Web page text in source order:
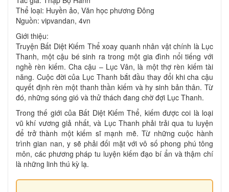
Thể loại: Huyền ảo, Văn học phương Đông
Nguồn: vipvandan, 4vn
Giới thiệu:
Truyện Bất Diệt Kiếm Thể xoay quanh nhân vật chính là Lục
Thanh, một cậu bé sinh ra trong một gia đình nổi tiếng với
nghề rèn kiếm. Cha cậu – Lục Vân, là một thợ rèn kiếm tài
năng. Cuộc đời của Lục Thanh bắt đầu thay đổi khi cha cậu
quyết định rèn một thanh thần kiếm và hy sinh bản thân. Từ
đó, những sóng gió và thử thách đang chờ đợi Lục Thanh.
Trong thế giới của Bất Diệt Kiếm Thể, kiếm được coi là loại
vũ khí vương giả nhất, và Lục Thanh phải trải qua tu luyện
để trở thành một kiếm sĩ mạnh mẽ. Từ những cuộc hành
trình gian nan, y sẽ phải đối mặt với vô số phong phú tông
môn, các phương pháp tu luyện kiếm đạo bí ẩn và thậm chí
là những linh thú kỳ lạ.